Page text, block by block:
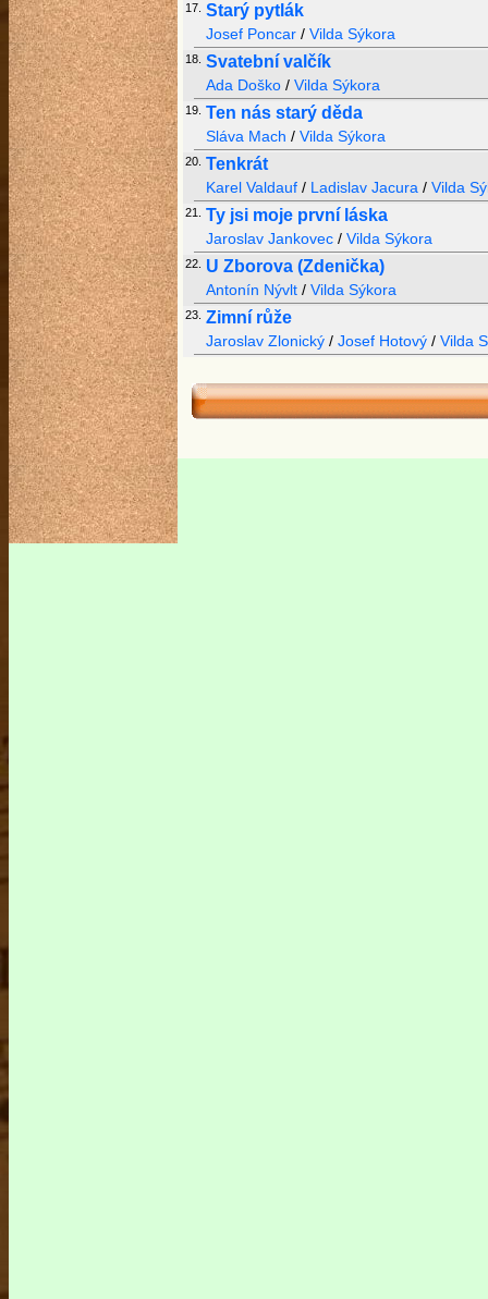
17. Starý pytlák
Josef Poncar / Vilda Sýkora
18. Svatební valčík
Ada Doško / Vilda Sýkora
19. Ten nás starý děda
Sláva Mach / Vilda Sýkora
20. Tenkrát
Karel Valdauf / Ladislav Jacura / Vilda
21. Ty jsi moje první láska
Jaroslav Jankovec / Vilda Sýkora
22. U Zborova (Zdenička)
Antonín Nývlt / Vilda Sýkora
23. Zimní růže
Jaroslav Zlonický / Josef Hotový / Vilda